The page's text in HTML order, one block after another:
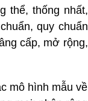
thể, thống nhất,
quy chuẩn
cấp, mở rộng,
mô hình mẫu về